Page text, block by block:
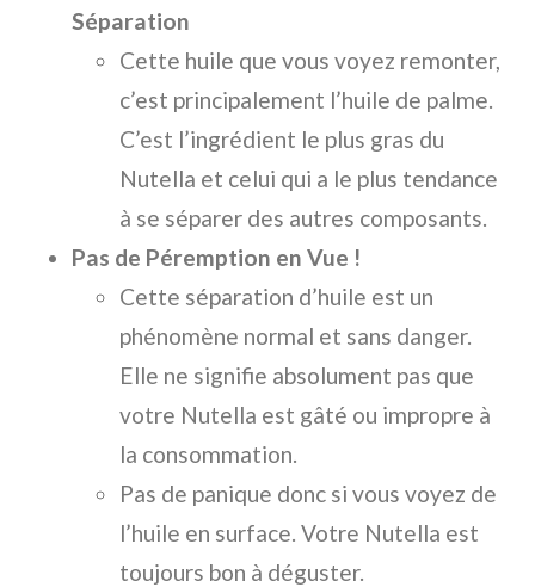
Séparation
Cette huile que vous voyez remonter,
c’est principalement l’huile de palme.
C’est l’ingrédient le plus gras du
Nutella et celui qui a le plus tendance
à se séparer des autres composants.
Pas de Péremption en Vue !
Cette séparation d’huile est un
phénomène normal et sans danger.
Elle ne signifie absolument pas que
votre Nutella est gâté ou impropre à
la consommation.
Pas de panique donc si vous voyez de
l’huile en surface. Votre Nutella est
toujours bon à déguster.